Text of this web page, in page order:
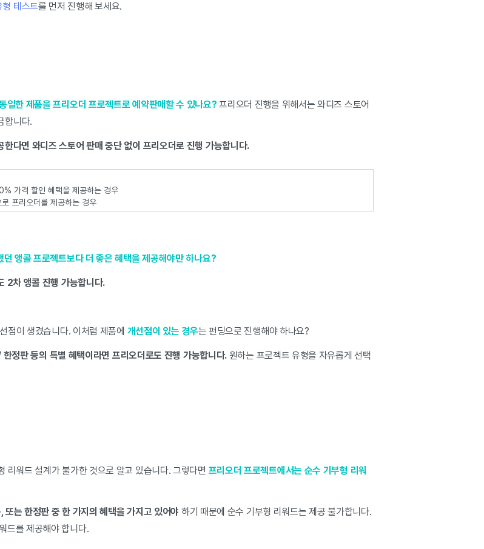
형 테스트를 먼저 진행해 보세요.
일한 제품을 프리오더 프로젝트로 예약판매할 수 있나요? 프리오더 진행을 위해서는 와디즈 스토어
합니다.
다면 와디즈 스토어 판매 중단 없이 프리오더로 진행 가능합니다.
가격 할인 혜택을 제공하는 경우
프리오더를 제공하는 경우
던 앵콜 프로젝트보다 더 좋은 혜택을 제공해야만 하나요?
2차 앵콜 진행 가능합니다.
점이 생겼습니다. 이처럼 제품에 개선점이 있는 경우는 펀딩으로 진행해야 하나요?
정판 등의 특별 혜택이라면 프리오더로도 진행 가능합니다. 원하는 프로젝트 유형을 자유롭게 선택
리워드 설계가 불가한 것으로 알고 있습니다. 그렇다면 프리오더 프로젝트에서는 순수 기부형 리워
는 한정판 중 한 가지의 혜택을 가지고 있어야 하기 때문에 순수 기부형 리워드는 제공 불가합니다.
드를 제공해야 합니다.